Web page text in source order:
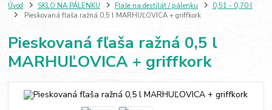
Úvod SKLO NA PÁLENKU Fľaše na destilát / pálenku
0,51 - 0,70 l
Pieskovaná fľaša ražná 0,5 l MARHUĽOVICA + griffkork
Pieskovaná fľaša ražná 0,5 l
MARHUĽOVICA + griffkork